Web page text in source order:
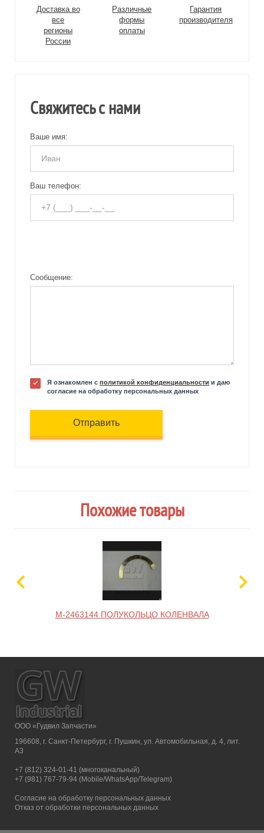
Доставка во
все
регионы
России
Различные
формы
оплаты
Гарантия
производителя
Свяжитесь с нами
Ваше имя:
Ваш телефон:
Сообщение:
Я ознакомлен с политикой конфиденциальности и даю
согласие на обработку персональных данных
Отправить
Похожие товары
M-2463144 ПОЛУКОЛЬЦО КОЛЕНВАЛА
ООО «Гудвил Запчасти»
196608, г. Санкт-Петербург, г. Пушкин, ул. Автомобильная, д. 4, лит.
А3
+7 (812) 324-01-41 (многоканальный)
+7 (981) 767-79-94 (Mobile/WhatsApp/Telegram)
Согласие на обработку персональных данных
Отказ от обработки персональных данных